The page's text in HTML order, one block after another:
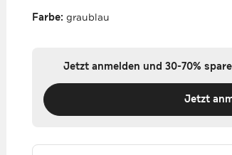
Farbe:graublau
Jetzt anmelden und 30-70%
Jetzt